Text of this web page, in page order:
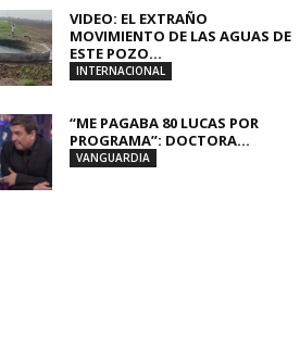
VIDEO: EL EXTRAÑO
MOVIMIENTO DE LAS AGUAS DE
ESTE POZO...
INTERNACIONAL
“ME PAGABA 80 LUCAS POR
PROGRAMA”: DOCTORA...
VANGUARDIA